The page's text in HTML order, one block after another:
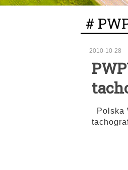
#
2010-10-28
Polska